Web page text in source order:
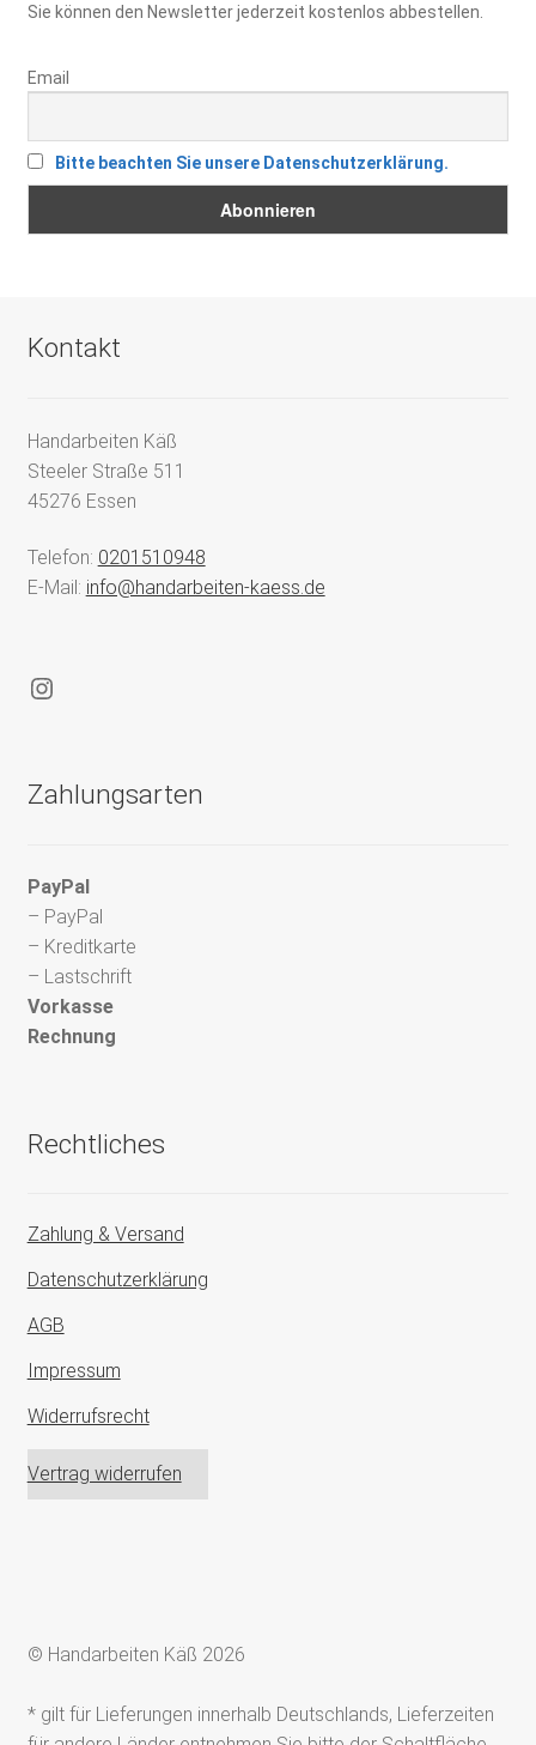
Sie können den Newsletter jederzeit kostenlos abbestellen.
Email
Bitte beachten Sie unsere Datenschutzerklärung.
Kontakt
Handarbeiten Käß
Steeler Straße 511
45276 Essen
Telefon: 0201510948
E-Mail: info@handarbeiten-kaess.de
Instagram
Zahlungsarten
PayPal
– PayPal
– Kreditkarte
– Lastschrift
Vorkasse
Rechnung
Rechtliches
Zahlung & Versand
Datenschutzerklärung
AGB
Impressum
Widerrufsrecht
Vertrag widerrufen
© Handarbeiten Käß 2026
* gilt für Lieferungen innerhalb Deutschlands, Lieferzeiten